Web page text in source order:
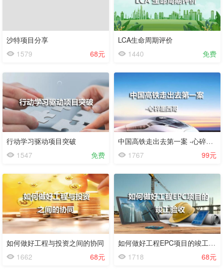
沙特项目分享
1579
68元
LCA生命周期评价
1440
免费
行动学习驱动项目突破
1547
免费
中国高铁走出去第一案 -心碎墨西哥
1767
99元
如何做好工程与投资之间的协同
1662
68元
如何做好工程EPC项目的竣工验收
1718
68元